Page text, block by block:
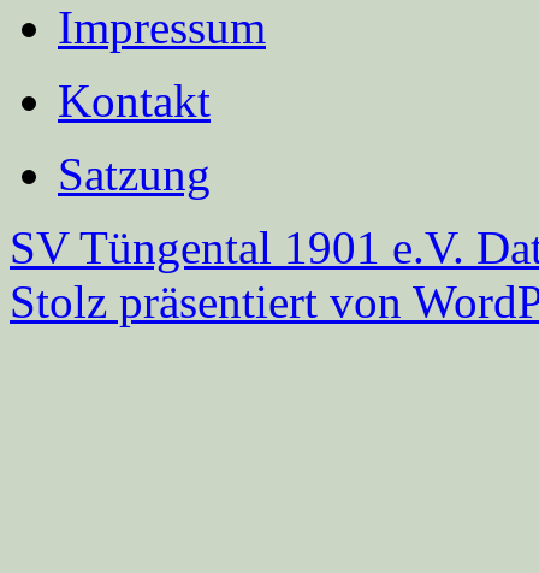
Impressum
Kontakt
Satzung
SV Tüngental 1901 e.V.
Stolz präsentiert von